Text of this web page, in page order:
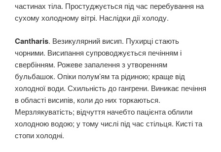
частинах тіла. Простуджується під час перебування на
сухому холодному вітрі. Наслідки дії холоду.
Cantharis. Везикулярний висип. Пухирці стають
чорними. Висипання супроводжується печінням і
свербінням. Рожеве запалення з утворенням
бульбашок. Опіки полум’ям та рідиною; краще від
холодної води. Схильність до гангрени. Виникає печіння
в області висипів, коли до них торкаються.
Мерзлякуватість; відчуття начебто пацієнта облили
холодною водою; у тому числі під час стільця. Кисті та
стопи холодні.